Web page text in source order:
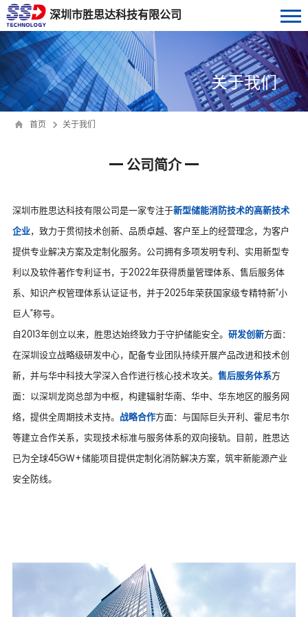
深圳市胜思达科技有限公司
关于我们
首页 关于我们
公司简介
深圳市胜思达科技有限公司是一家专注于新型储能消防技术的高新技术
企业，致力于贯彻技术创新、品质卓越、客户至上的经营理念，为客户
提供专业解决方案及定制化服务。公司拥有多项发明专利、实用新型专
利以及软件著作专利证书，于2022年获得质量管理体系、售后服务体
系、知识产权管理体系认证证书，并于2025年荣获国家级专精特新“小
巨人”称号。
自2013年创立以来，胜思达始终致力于守护储能安全。 研发创新方面：
在深圳设立战略级研发中心，配备专业团队持续开展产品改进和技术创
新，并与华中科技大学深入合作进行核心技术攻关。 售后服务体系方
面：以深圳龙岗总部为中枢，构建辐射华南、华中、华东地区的服务网
络，提供全周期技术支持。 战略合作方面：与国际巨头开利、霍尼韦尔
等建立合作关系，实现技术标准与服务体系的双向接轨。目前，胜思达
已为全球45GW+储能项目提供定制化消防解决方案，筑牢新能源产业
安全防线。